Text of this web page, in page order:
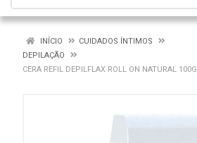
INÍCIO
CUIDADOS ÍNTIMOS
DEPILAÇÃO
CERA REFIL DEPILFLAX ROLL ON NATURAL 100G